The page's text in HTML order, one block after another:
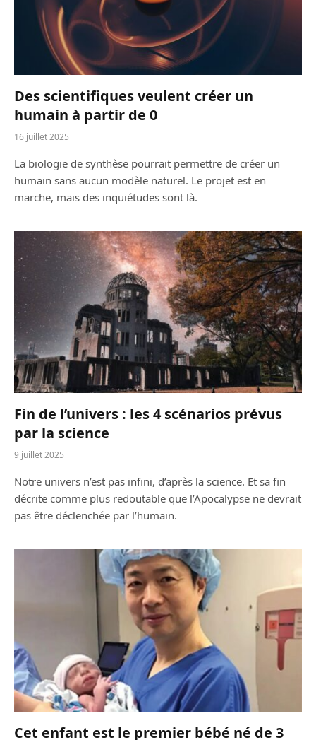
Des scientifiques veulent créer un
humain à partir de 0
16 juillet 2025
La biologie de synthèse pourrait permettre de créer un
humain sans aucun modèle naturel. Le projet est en
marche, mais des inquiétudes sont là.
Fin de l’univers : les 4 scénarios prévus
par la science
9 juillet 2025
Notre univers n’est pas infini, d’après la science. Et sa fin
décrite comme plus redoutable que l’Apocalypse ne devrait
pas être déclenchée par l’humain.
Cet enfant est le premier bébé né de 3